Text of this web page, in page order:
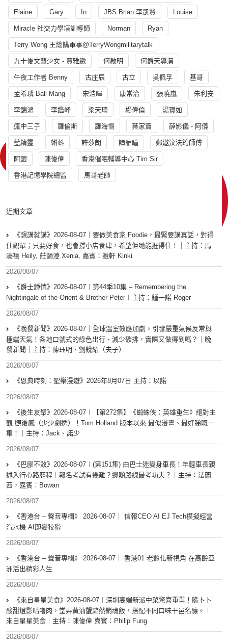
Elaine Gary In JBS Brian 李凱賢 Louise
Miracle 社交力學培訓導師 Norman Ryan
Terry Wong 王總講軍事@TerryWongmilitarytalk
九十後文藝少女 - 賈雅緻 何啟明 何爵天導演
午夜工作者 Benny 古庄辰 古立 吳佩孚 基哥
孟希璘 Ball Mang 宋浩暉 康常治 張曉嵐 朱利安
李錦鴻 李鑑峰 梁天琦 楊偉倫 湯寳如
瘋中三子 羅倫斯 羅海憫 葉家寶 薛影儀 - 阿儀
藍精靈 蝌蚪 許莎朗 譚雁瞳 鄭遨汶法筠師傅
阿銀 陳俊偉 香港催眠輔導中心 Tim Sir
香港記憶學院總監 馬哥老師
近期文章
《想講就講》2026-08-07｜要做美食家 Foodie，最緊要講真話，對得
住觀眾；只要好食，也會撐小店食肆，希望佢哋能捱得住！｜主持：馬
溱禧 Heily, 莊韻澄 Xenia, 嘉賓：雅軒 Kinki
2026/08/07
《爵士鍾情》2026-08-07︱第44季10集 – Remembering the
Nightingale of the Orient & Brother Peter︱主持：鍾一諾 Roger
2026/08/07
《晚餐新聞》2026-08-07｜全球溫室效應加劇，引發嚴重氣候反常與
極端天氣！各地口號式的綠色出行、減少碳排，實際又做得到嗎？｜晚
餐新聞｜主持：陳珏明、劉銳紹（夫子）
2026/08/07
《恩典時刻：聖樂漫遊》2026年8月07日 主持：以諾
2026/08/07
《後生友聚》2026-08-07︱【第272集】《蜘蛛俠：英雄重生》絕對主
觀 觀後感（少少劇透）！Tom Holland 版本以來 最似漫畫、最好睇嘅一
集！｜主持：Jack、諾少
2026/08/07
《巴膠不敗》2026-08-07︱(第151集) 由巴士迷變身車長！年輕車長親
述入行心路歷程｜報名考試有幾難？邊啲路線最考功夫？︱主持：法蘭
西，嘉賓︰Bowan
2026/08/07
《香港台 – 聲音專欄》 2026-08-07｜ 信報CEO AI EJ Tech模擬經營
汽水機 AI即變狡猾
2026/08/07
《香港台 – 聲音專欄》 2026-08-07｜ 香港01 老齡化新視角 在高齡亞
洲活出精彩人生
2026/08/07
《來自星星美食》2026-08-07︱深圳高端新派中菜驚喜重重！脆卜卜
酸甜燈影咕嚕肉，堂弄黃油蟹黯然銷魂飯，搭配不同口味干邑名釀。︱
來自星星美食︱主持：陳俊偉 嘉賓：Philip Fung
2026/08/07